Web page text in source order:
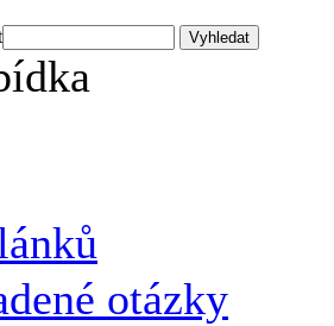
otázky